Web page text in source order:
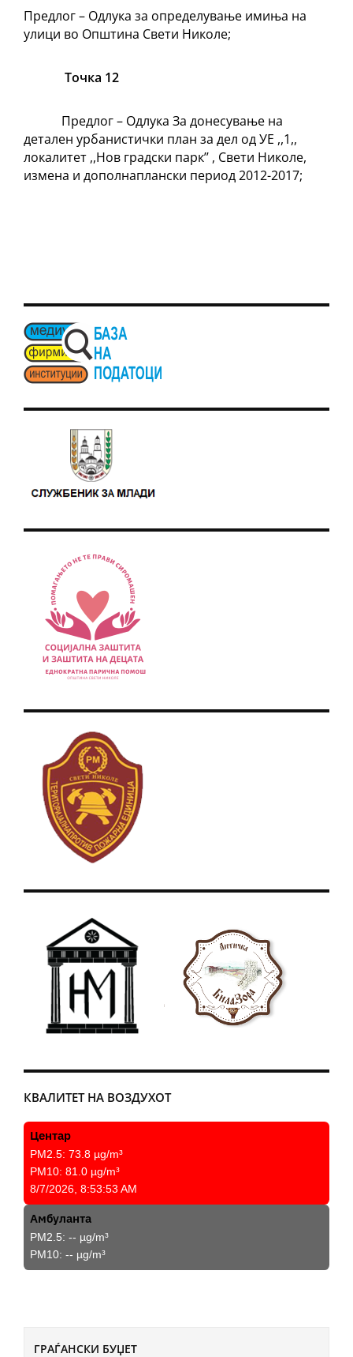
ГРАЃАНСКИ БУЏЕТ
Предлог – Одлука за определување имиња на
улици во Општина Свети Николе;
Точка 12
Предлог – Одлука За донесување на
детален урбанистички план за дел од УЕ ,,1,,
локалитет ,,Нов градски парк’’ , Свети Николе,
измена и дополнаплански период 2012-2017;
КВАЛИТЕТ НА ВОЗДУХОТ
Центар
PM2.5: 73.8 µg/m³
PM10: 81.0 µg/m³
8/7/2026, 8:53:53 AM
Амбуланта
PM2.5: -- µg/m³
PM10: -- µg/m³